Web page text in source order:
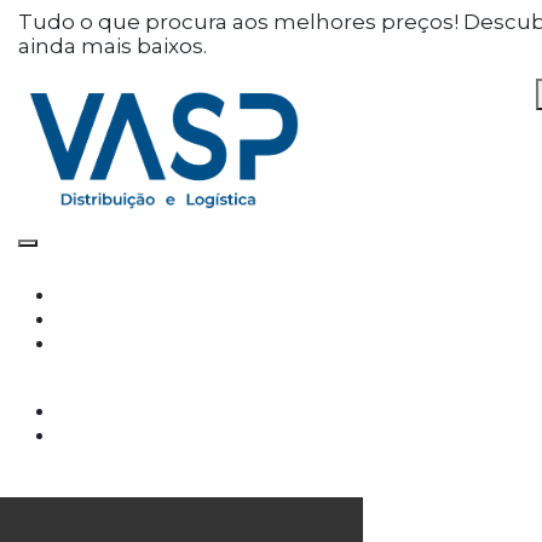
Defina as suas preferências
de cookies para este
website.
Este website utiliza cookies estritamente
necessários, analíticos e funcionais, para lhe
oferecer uma boa experiência de navegação e
Cookies
funções básicas do site e o site não funcionará
da maneira pretendida sem eles
Tudo o que procura aos melhores preços!
ainda mais baixos.